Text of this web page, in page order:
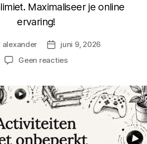
Maximaliseer je online
ervaring!
alexander Berichtdatum
juni 9, 2026
Geen reactiesop
onbeperkt
internet:
voor
2026